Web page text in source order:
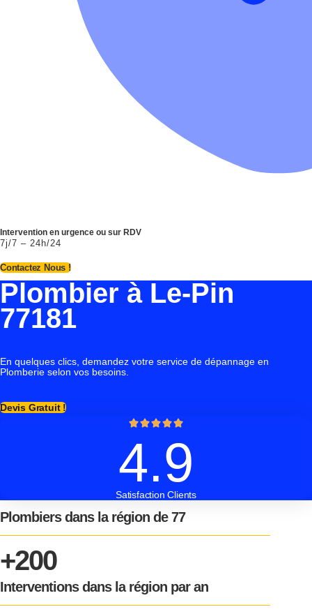
Intervention en urgence ou sur RDV
7j/7 – 24h/24
Contactez Nous !
Plombier à Le-Pin
77181
En quelques clics, demandez votre service de dépannage en
Plomberie selon vos besoins.
Devis Gratuit !
4.9
Satisfaction Clients
Plombiers dans la région de 77
+200
Interventions dans la région par an